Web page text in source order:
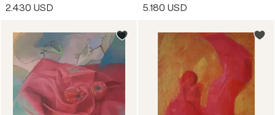
2.430 USD 5.180 USD